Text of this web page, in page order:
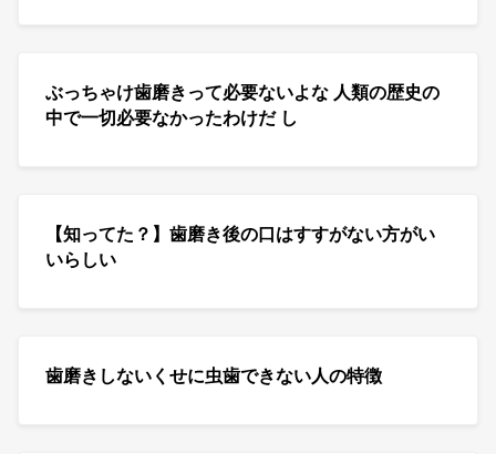
ぶっちゃけ歯磨きって必要ないよな 人類の歴史の
中で一切必要なかったわけだ し
【知ってた？】歯磨き後の口はすすがない方がい
いらしい
歯磨きしないくせに虫歯できない人の特徴